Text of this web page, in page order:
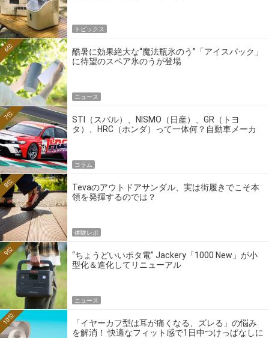
トピックス
酷暑に効果絶大な“魔法瓶氷のう”「アイスパック」
に待望のスペア氷のうが登場
6位
ニュース
STI（スバル）、NISMO（日産）、GR（トヨ
タ）、HRC（ホンダ）って一体何？自動車メーカ
7位
コラム
Tevaのアウトドアサンダル、実は街履きでこそ本
領を発揮するのでは？
8位
体験レポ
“ちょうどいいポタ電” Jackery「1000 New」が小
型化＆進化してリニューアル
9位
ニュース
「イヤーカフ型は耳が痛くなる、ズレる」の悩み
を解消！ 快適なフィット感で1日中つけっぱなしに
10位